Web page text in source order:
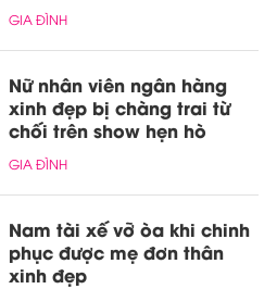
GIA ĐÌNH
Nữ nhân viên ngân hàng
xinh đẹp bị chàng trai từ
chối trên show hẹn hò
GIA ĐÌNH
Nam tài xế vỡ òa khi chinh
phục được mẹ đơn thân
xinh đẹp